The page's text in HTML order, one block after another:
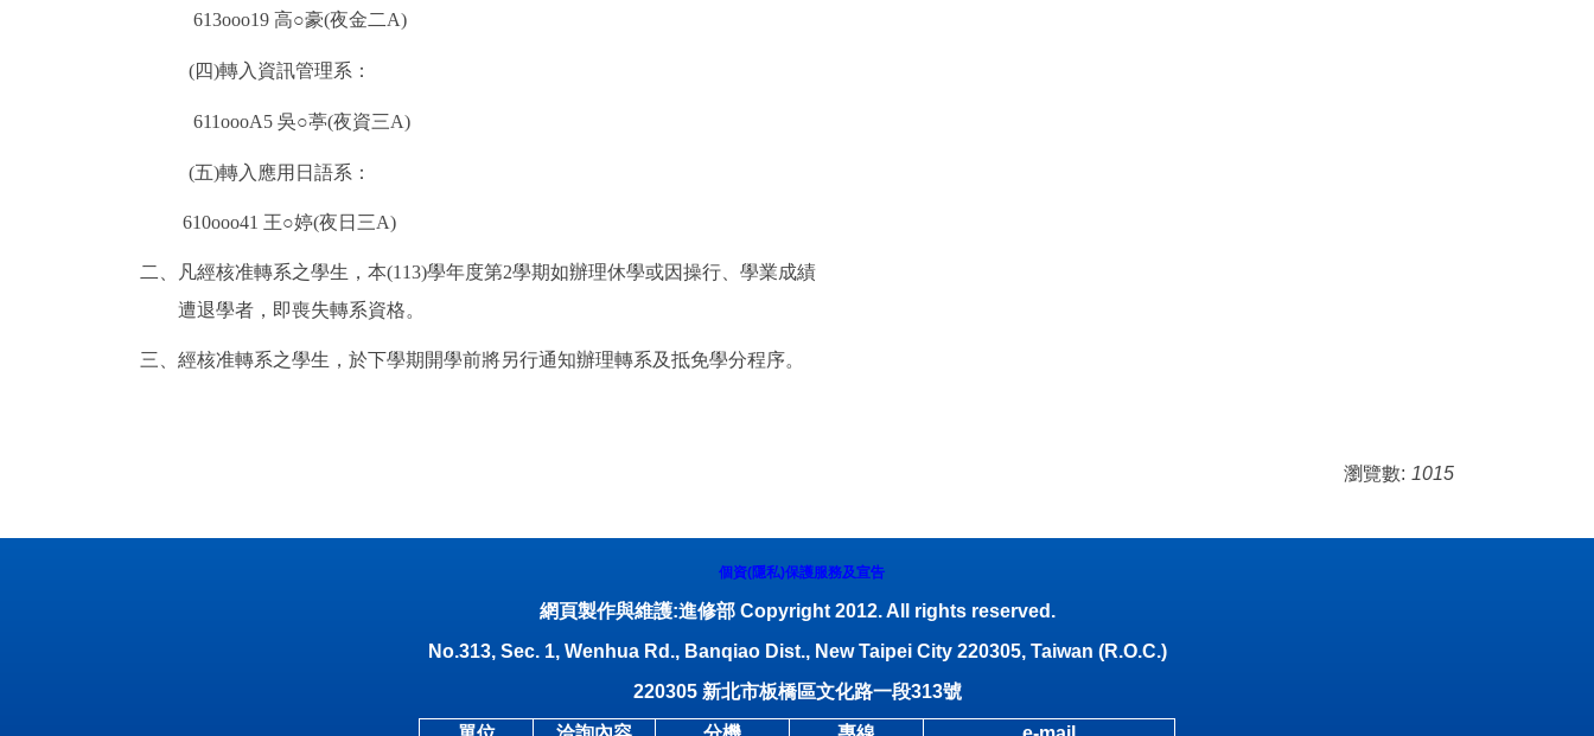
613ooo19 高○豪(夜金二A)
(四)轉入資訊管理系：
611oooA5 吳○葶(夜資三A)
(五)轉入應用日語系：
610ooo41 王○婷(夜日三A)
二、凡經核准轉系之學生，本(113)學年度第2學期如辦理休學或因操行、學業成績
遭退學者，即喪失轉系資格。
三、經核准轉系之學生，於下學期開學前將另行通知辦理轉系及抵免學分程序。
瀏覽數: 1015
個資(隱私)保護服務及宣告
網頁製作與維護:進修部 Copyright 2012. All rights reserved.
No.313, Sec. 1, Wenhua Rd., Banqiao Dist., New Taipei City 220305, Taiwan (R.O.C.)
220305 新北市板橋區文化路一段313號